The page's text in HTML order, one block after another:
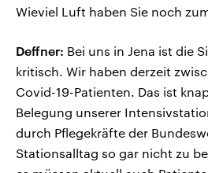
Wieviel Luft haben Sie noch
Deffner: Bei uns in Jena ist die
kritisch. Wir haben derzeit
Covid-19-Patienten. Das ist
Belegung unserer
durch Pflegekräfte der
Stationsalltag so gar nicht zu